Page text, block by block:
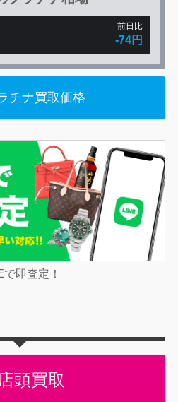
前日比
-74円
チナ買取価格
で即査定！
頭買取